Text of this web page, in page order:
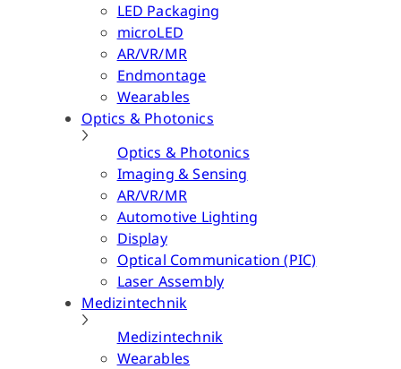
LED Packaging
microLED
AR/VR/MR
Endmontage
Wearables
Optics & Photonics
Optics & Photonics
Imaging & Sensing
AR/VR/MR
Automotive Lighting
Display
Optical Communication (PIC)
Laser Assembly
Medizintechnik
Medizintechnik
Wearables